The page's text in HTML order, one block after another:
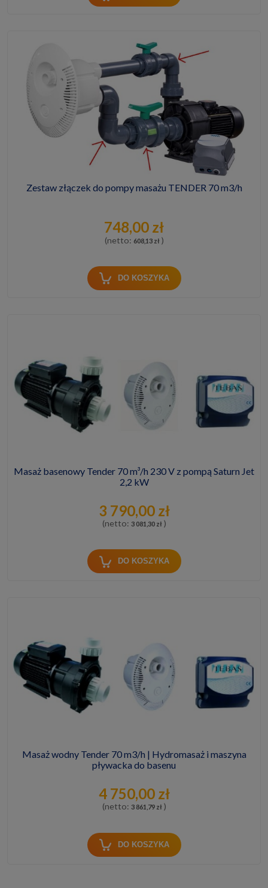
Zestaw złączek do pompy masażu TENDER 70 m3/h
748,00 zł
(netto: 608,13 zł )
DO KOSZYKA
Masaż basenowy Tender 70 m³/h 230 V z pompą Saturn Jet
2,2 kW
3 790,00 zł
(netto: 3 081,30 zł )
DO KOSZYKA
Masaż wodny Tender 70 m3/h | Hydromasaż i maszyna
pływacka do basenu
4 750,00 zł
(netto: 3 861,79 zł )
DO KOSZYKA